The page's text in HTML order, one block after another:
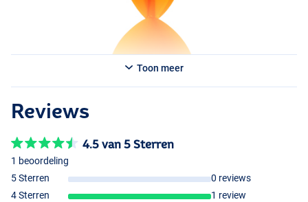
Toon meer
Reviews
4.5 van 5 Sterren
1 beoordeling
5 Sterren
0 reviews
4 Sterren
1 review